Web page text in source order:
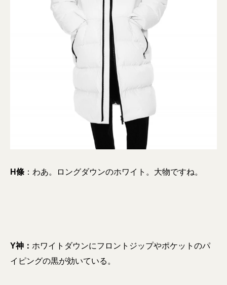
H條 ：わあ。ロングダウンのホワイト。大物ですね。
Y神： ホワイトダウンにフロントジップやポケットのパ
イピングの黒が効いている。